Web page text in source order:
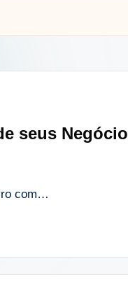
seus
com…